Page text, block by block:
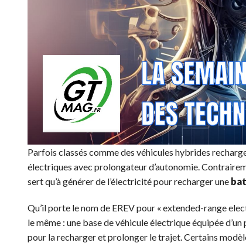
Parfois classés comme des véhicules hybrides
électriques avec prolongateur d’autonomie.
sert qu’à générer de l’électricité pour recharger une
Qu’il porte le nom de EREV pour « extended-range
le même : une base de véhicule électrique équipée
pour la recharger et prolonger le trajet. Certains